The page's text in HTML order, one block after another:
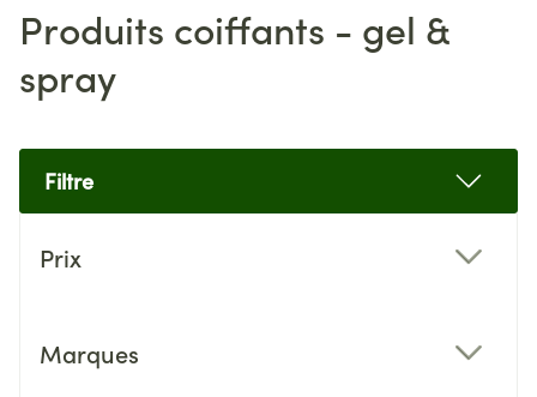
Produits coiffants - gel &
spray
Filtre
Prix
Marques